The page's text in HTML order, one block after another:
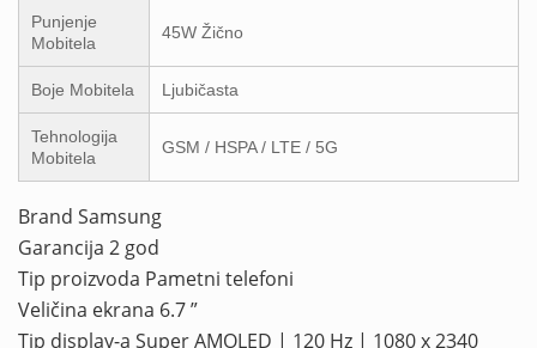
Punjenje
Mobitela
45W Žično
Boje Mobitela Ljubičasta
Tehnologija
Mobitela
GSM / HSPA / LTE / 5G
Brand Samsung
Garancija 2 god
Tip proizvoda Pametni telefoni
Veličina ekrana 6.7 ”
Tip display-a Super AMOLED | 120 Hz | 1080 x 2340